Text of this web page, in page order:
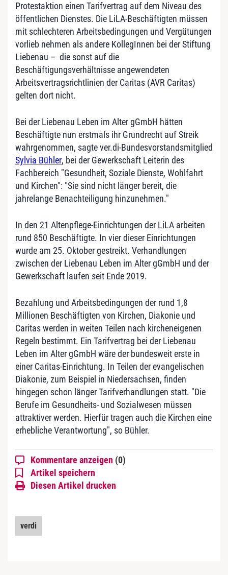
Protestaktion einen Tarifvertrag auf dem Niveau des
öffentlichen Dienstes. Die LiLA-Beschäftigten müssen
mit schlechteren Arbeitsbedingungen und Vergütungen
vorlieb nehmen als andere KollegInnen bei der Stiftung
Liebenau – die sonst auf die
Beschäftigungsverhältnisse angewendeten
Arbeitsvertragsrichtlinien der Caritas (AVR Caritas)
gelten dort nicht.
Bei der Liebenau Leben im Alter gGmbH hätten
Beschäftigte nun erstmals ihr Grundrecht auf Streik
wahrgenommen, sagte ver.di-Bundesvorstandsmitglied
Sylvia Bühler, bei der Gewerkschaft Leiterin des
Fachbereich "Gesundheit, Soziale Dienste, Wohlfahrt
und Kirchen": "Sie sind nicht länger bereit, die
jahrelange Benachteiligung hinzunehmen."
In den 21 Altenpflege-Einrichtungen der LiLA arbeiten
rund 850 Beschäftigte. In vier dieser Einrichtungen
wurde am 25. Oktober gestreikt. Verhandlungen
zwischen der Liebenau Leben im Alter gGmbH und der
Gewerkschaft laufen seit Ende 2019.
Bezahlung und Arbeitsbedingungen der rund 1,8
Millionen Beschäftigten von Kirchen, Diakonie und
Caritas werden in weiten Teilen nach kircheneigenen
Regeln bestimmt. Ein Tarifvertrag bei der Liebenau
Leben im Alter gGmbH wäre der bundesweit erste in
einer Caritas-Einrichtung. In Teilen der evangelischen
Diakonie, zum Beispiel in Niedersachsen, finden
hingegen schon länger Tarifverhandlungen statt. "Die
Berufe im Gesundheits- und Sozialwesen müssen
attraktiver werden. Hierfür tragen auch die Kirchen eine
erhebliche Verantwortung", so Bühler.
Kommentare anzeigen (0)
Artikel speichern
Diesen Artikel drucken
verdi